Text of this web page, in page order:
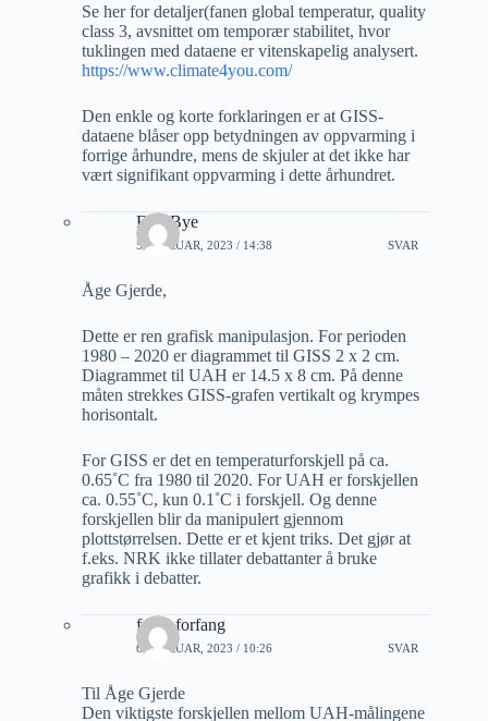
Se her for detaljer(fanen global temperatur, quality
class 3, avsnittet om temporær stabilitet, hvor
tuklingen med dataene er vitenskapelig analysert.
https://www.climate4you.com/
Den enkle og korte forklaringen er at GISS-
dataene blåser opp betydningen av oppvarming i
forrige århundre, mens de skjuler at det ikke har
vært signifikant oppvarming i dette århundret.
Erik Bye
5 FEBRUAR, 2023 / 14:38 SVAR
Åge Gjerde,
Dette er ren grafisk manipulasjon. For perioden
1980 – 2020 er diagrammet til GISS 2 x 2 cm.
Diagrammet til UAH er 14.5 x 8 cm. På denne
måten strekkes GISS-grafen vertikalt og krympes
horisontalt.
For GISS er det en temperaturforskjell på ca.
0.65˚C fra 1980 til 2020. For UAH er forskjellen
ca. 0.55˚C, kun 0.1˚C i forskjell. Og denne
forskjellen blir da manipulert gjennom
plottstørrelsen. Dette er et kjent triks. Det gjør at
f.eks. NRK ikke tillater debattanter å bruke
grafikk i debatter.
folke forfang
6 FEBRUAR, 2023 / 10:26 SVAR
Til Åge Gjerde
Den viktigste forskjellen mellom UAH-målingene